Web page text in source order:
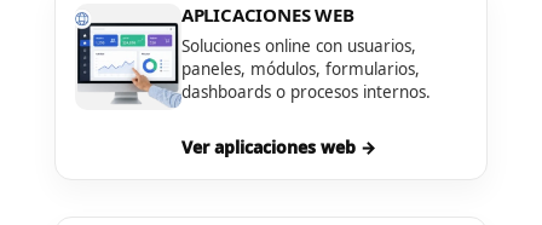
APLICACIONES WEB
Soluciones online con usuarios,
paneles, módulos, formularios,
dashboards o procesos internos.
Ver aplicaciones web →